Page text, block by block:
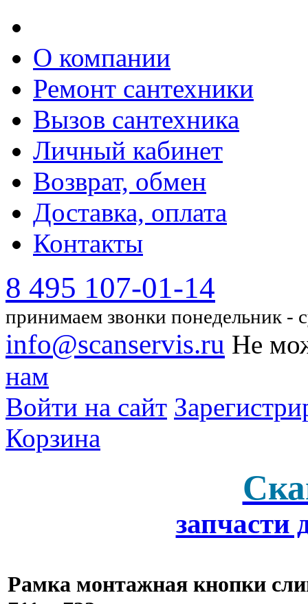
О компании
Ремонт сантехники
Вызов сантехника
Личный кабинет
Возврат, обмен
Доставка, оплата
Контакты
8 495 107-01-14
принимаем звонки понедельник -
info@scanservis.ru Не
нам
Войти на сайт
Корзина
запчасти
Рамка монтажная кнопки